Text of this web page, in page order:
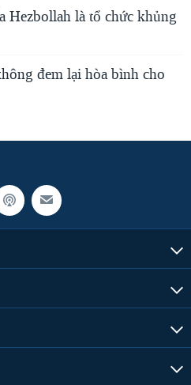
Hezbollah là tổ chức khủng
đem lại hòa bình cho